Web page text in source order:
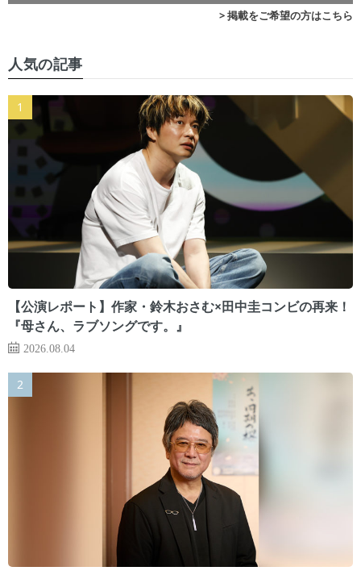
> 掲載をご希望の方はこちら
人気の記事
【公演レポート】作家・鈴木おさむ×田中圭コンビの再来！
『母さん、ラブソングです。』
2026.08.04